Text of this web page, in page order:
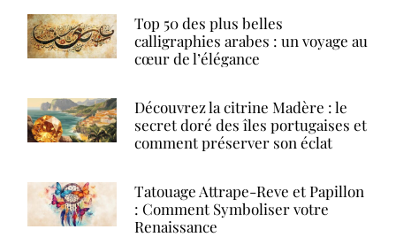
Top 50 des plus belles
calligraphies arabes : un voyage au
cœur de l’élégance
Découvrez la citrine Madère : le
secret doré des îles portugaises et
comment préserver son éclat
Tatouage Attrape-Reve et Papillon
: Comment Symboliser votre
Renaissance